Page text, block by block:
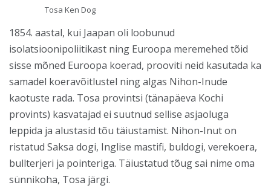
Tosa Ken Dog
1854. aastal, kui Jaapan oli loobunud
isolatsioonipoliitikast ning Euroopa meremehed tõid
sisse mõned Euroopa koerad, prooviti neid kasutada ka
samadel koeravõitlustel ning algas Nihon-Inude
kaotuste rada. Tosa provintsi (tänapäeva Kochi
provints) kasvatajad ei suutnud sellise asjaoluga
leppida ja alustasid tõu täiustamist. Nihon-Inut on
ristatud Saksa dogi, Inglise mastifi, buldogi, verekoera,
bullterjeri ja pointeriga. Täiustatud tõug sai nime oma
sünnikoha, Tosa järgi.